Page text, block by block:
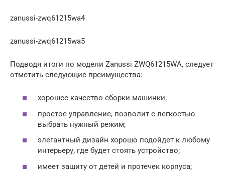
zanussi-zwq61215wa4
zanussi-zwq61215wa5
Подводя итоги по модели Zanussi ZWQ61215WA, следует
отметить следующие преимущества:
хорошее качество сборки машинки;
простое управление, позволит с легкостью
выбрать нужный режим;
элегантный дизайн хорошо подойдет к любому
интерьеру, где будет стоять устройство;
имеет защиту от детей и протечек корпуса;